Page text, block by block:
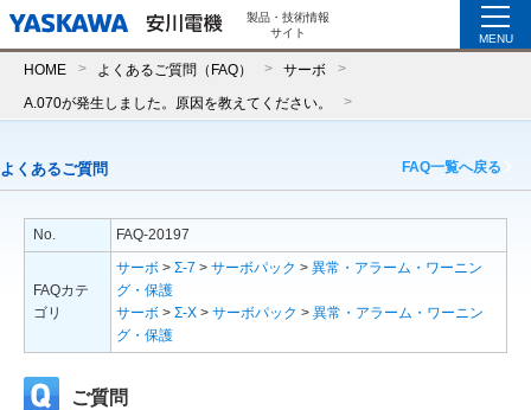
製品・技術情報
サイト
MENU
HOME よくあるご質問（FAQ） サーボ
A.070が発生しました。原因を教えてください。
よくあるご質問 FAQ一覧へ戻る
No. FAQ-20197
FAQカテ
ゴリ
サーボ > Σ-7 > サーボパック > 異常・アラーム・ワーニン
グ・保護
サーボ > Σ-X > サーボパック > 異常・アラーム・ワーニン
グ・保護
ご質問